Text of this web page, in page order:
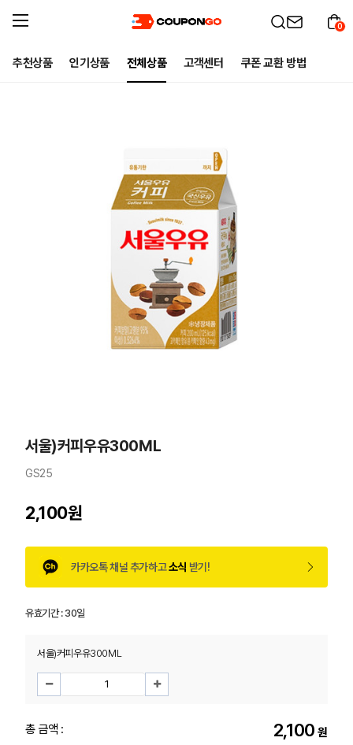
추천상품 인기상품 전체상품 고객센터 쿠폰 교환 방법
0
서울)커피우유300ML
GS25
2,100원
카카오톡 채널 추가하고소식 받기!
유효기간 :30일
서울)커피우유300ML
총 금액 : 2,100 원